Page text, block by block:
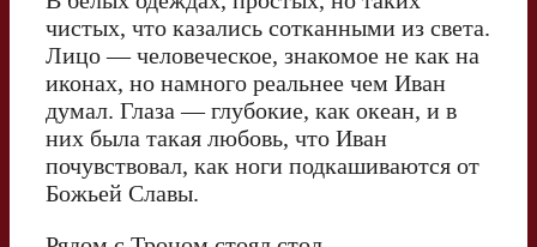
чистых, что казались сотканными из света.
Лицо — человеческое, знакомое не как на
иконах, но намного реальнее чем Иван
думал. Глаза — глубокие, как океан, и в
них была такая любовь, что Иван
почувствовал, как ноги подкашиваются от
Божьей Славы.